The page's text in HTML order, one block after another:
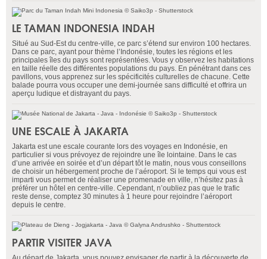
LE TAMAN INDONESIA INDAH
Situé au Sud-Est du centre-ville, ce parc s’étend sur environ 100 hectares.
Dans ce parc, ayant pour thème l’Indonésie, toutes les régions et les
principales îles du pays sont représentées. Vous y observez les habitations
en taille réelle des différentes populations du pays. En pénétrant dans ces
pavillons, vous apprenez sur les spécificités culturelles de chacune. Cette
balade pourra vous occuper une demi-journée sans difficulté et offrira un
aperçu ludique et distrayant du pays.
UNE ESCALE À JAKARTA
Jakarta est une escale courante lors des voyages en Indonésie, en
particulier si vous prévoyez de rejoindre une île lointaine. Dans le cas
d’une arrivée en soirée et d’un départ tôt le matin, nous vous conseillons
de choisir un hébergement proche de l’aéroport. Si le temps qui vous est
imparti vous permet de réaliser une promenade en ville, n’hésitez pas à
préférer un hôtel en centre-ville. Cependant, n’oubliez pas que le trafic
reste dense, comptez 30 minutes à 1 heure pour rejoindre l’aéroport
depuis le centre.
PARTIR VISITER JAVA